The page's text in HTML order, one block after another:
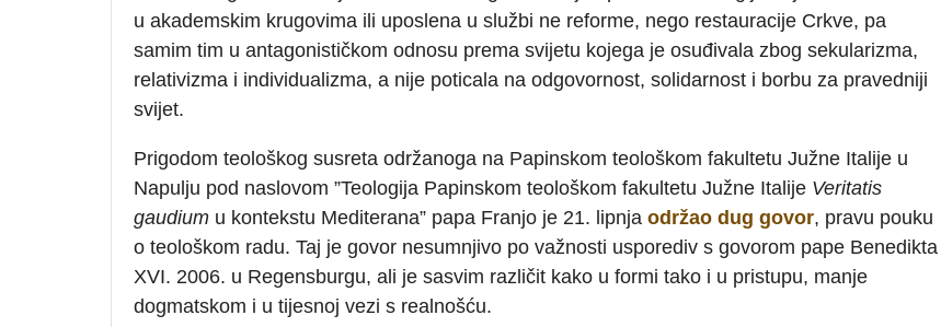
u akademskim krugovima ili uposlena u službi ne reforme, nego restauracije Crkve, pa
samim tim u antagonističkom odnosu prema svijetu kojega je osuđivala zbog sekularizma,
relativizma i individualizma, a nije poticala na odgovornost, solidarnost i borbu za pravedniji
svijet.
Prigodom teološkog susreta održanoga na Papinskom teološkom fakultetu Južne Italije u
Napulju pod naslovom ”Teologija Papinskom teološkom fakultetu Južne Italije Veritatis
gaudium u kontekstu Mediterana” papa Franjo je 21. lipnja održao dug govor, pravu pouku
o teološkom radu. Taj je govor nesumnjivo po važnosti usporediv s govorom pape Benedikta
XVI. 2006. u Regensburgu, ali je sasvim različit kako u formi tako i u pristupu, manje
dogmatskom i u tijesnoj vezi s realnošću.